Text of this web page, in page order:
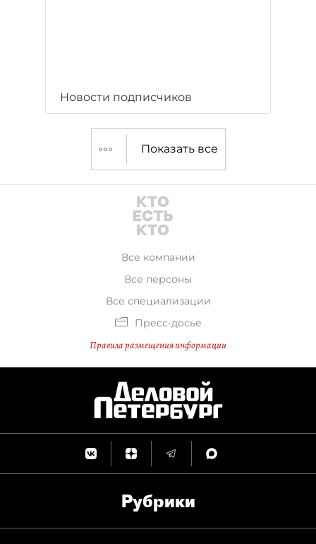
Новости подписчиков
Показать все
Все компании
Все персоны
Все специализации
Пресс-досье
Правила размещения информации
Рубрики